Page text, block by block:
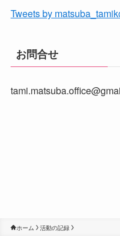
Tweets by
お問合せ
ホーム 活動の記録